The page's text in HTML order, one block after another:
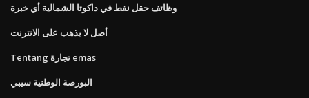
وظائف حقل نفط في داكوتا الشمالية أي خبرة
أصل لا يذهب على الانترنت
Tentang تجارة emas
البورصة الوطنية سيبي